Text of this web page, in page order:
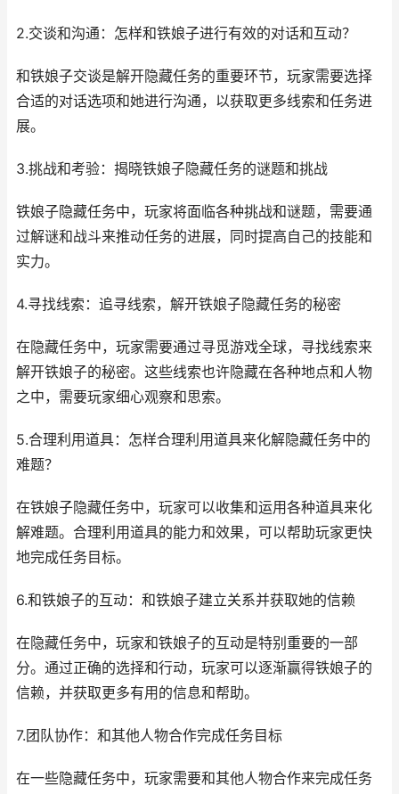
2.交谈和沟通：怎样和铁娘子进行有效的对话和互动？
和铁娘子交谈是解开隐藏任务的重要环节，玩家需要选择
合适的对话选项和她进行沟通，以获取更多线索和任务进
展。
3.挑战和考验：揭晓铁娘子隐藏任务的谜题和挑战
铁娘子隐藏任务中，玩家将面临各种挑战和谜题，需要通
过解谜和战斗来推动任务的进展，同时提高自己的技能和
实力。
4.寻找线索：追寻线索，解开铁娘子隐藏任务的秘密
在隐藏任务中，玩家需要通过寻觅游戏全球，寻找线索来
解开铁娘子的秘密。这些线索也许隐藏在各种地点和人物
之中，需要玩家细心观察和思索。
5.合理利用道具：怎样合理利用道具来化解隐藏任务中的
难题？
在铁娘子隐藏任务中，玩家可以收集和运用各种道具来化
解难题。合理利用道具的能力和效果，可以帮助玩家更快
地完成任务目标。
6.和铁娘子的互动：和铁娘子建立关系并获取她的信赖
在隐藏任务中，玩家和铁娘子的互动是特别重要的一部
分。通过正确的选择和行动，玩家可以逐渐赢得铁娘子的
信赖，并获取更多有用的信息和帮助。
7.团队协作：和其他人物合作完成任务目标
在一些隐藏任务中，玩家需要和其他人物合作来完成任务